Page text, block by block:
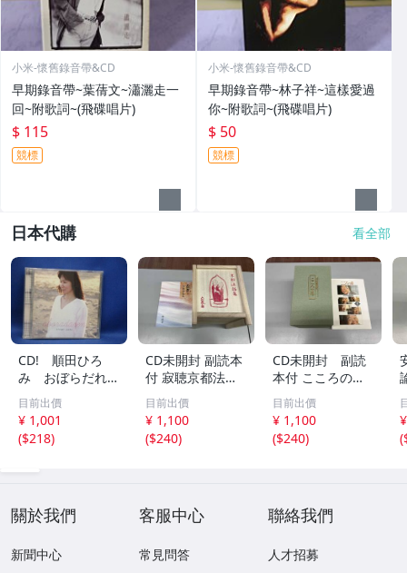
小米-懷舊錄音帶&CD
早期錄音帶~葉蒨文~瀟灑走一
回~附歌詞~(飛碟唱片)
$ 115
競標
小米-懷舊錄音帶&CD
早期錄音帶~林子祥~這樣愛過
你~附歌詞~(飛碟唱片)
$ 50
競標
日本代購 看全部
CD! 順田ひろ
み おぼらだれ
ん 帯付き OM
CD-16 42405
目前出價
¥ 1,001
($218)
CD未開封 副読本
付 寂聴京都法話
集 ユーキャン
目前出價
¥ 1,100
($240)
CD未開封 副読
本付 こころの
扉 河合隼雄講話
集
目前出價
¥ 1,100
($240)
(
關於我們
新聞中心
客服中心
常見問答
聯絡我們
人才招募